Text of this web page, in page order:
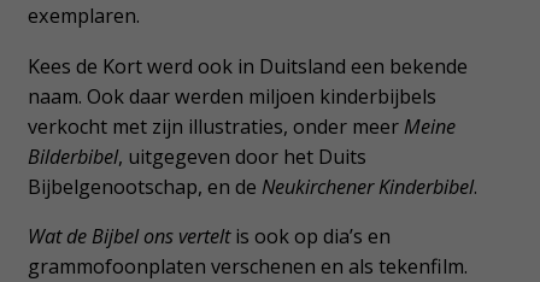
exemplaren.
Kees de Kort werd ook in Duitsland een bekende
naam. Ook daar werden miljoen kinderbijbels
verkocht met zijn illustraties, onder meerMeine
Bilderbibel, uitgegeven door het Duits
Bijbelgenootschap, en de Neukirchener Kinderbibel.
Wat de Bijbel ons verteltis ook op dia’s en
grammofoonplaten verschenen en als tekenfilm.